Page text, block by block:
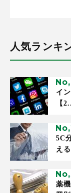
人気ランキ
イ
【
5C
え
薬